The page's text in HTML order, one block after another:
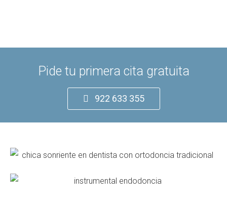
Pide tu primera cita gratuita
922 633 355